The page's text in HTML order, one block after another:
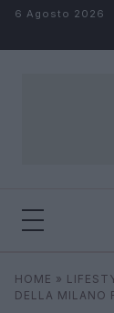
Salta al
6 Agosto 2026
Cerca
HOME »
DELLA MILANO